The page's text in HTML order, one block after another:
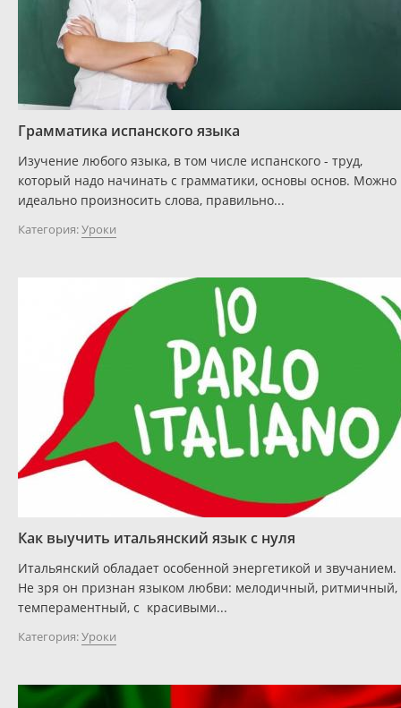
Грамматика испанского языка
Изучение любого языка, в том числе испанского - труд,
который надо начинать с грамматики, основы основ. Можно
идеально произносить слова, правильно...
Категория:Уроки
Как выучить итальянский язык с нуля
Итальянский обладает особенной энергетикой и звучанием.
Не зря он признан языком любви: мелодичный, ритмичный,
темпераментный, с красивыми...
Категория:Уроки